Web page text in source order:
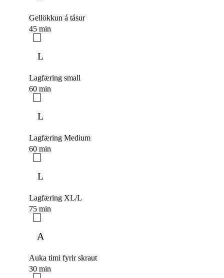
Gellökkun á tásur
45 min
L
Lagfæring small
60 min
L
Lagfæring Medium
60 min
L
Lagfæring XL/L
75 min
A
Auka timi fyrir skraut
30 min